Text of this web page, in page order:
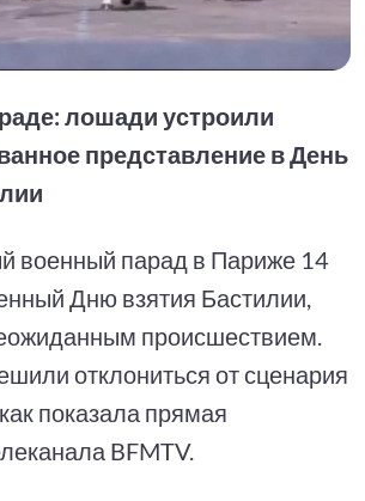
лошади устроили
представление в День
военный парад в Париже 14
Дню взятия Бастилии,
происшествием.
отклониться от сценария
показала прямая
BFMTV.